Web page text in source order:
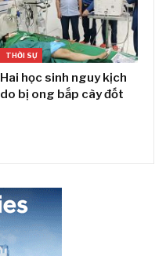
THỜI SỰ
Hai học sinh nguy kịch
do bị ong bắp cày đốt